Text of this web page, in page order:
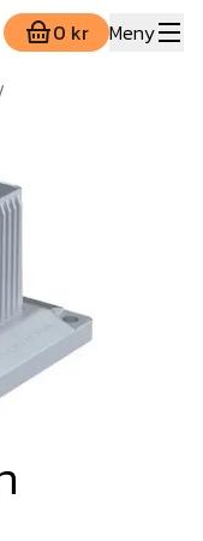
0 kr Meny
/